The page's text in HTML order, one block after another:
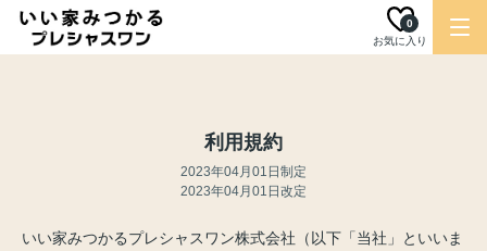
お気に入り
0
利用規約
2023年04月01日制定
2023年04月01日改定
いい家みつかるプレシャスワン株式会社（以下「当社」といいま